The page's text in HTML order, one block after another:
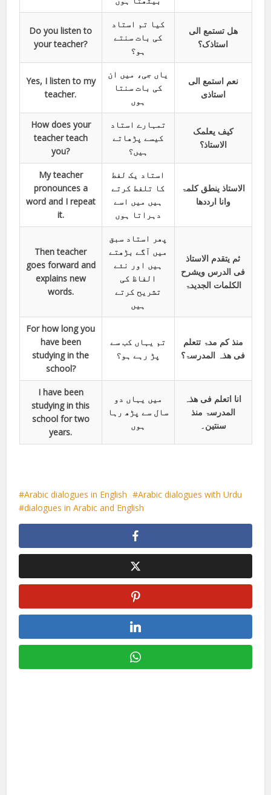
Do you listen to
your teacher?
کیا تم استاد
کی بات سنتے
ہو؟
ھل تستمع الی
استاذک؟
Yes, I listen to my
teacher.
یاں جی، میں ان
کی بات سنتا
ہوں
نعم استمع الی
استاذی
How does your
teacher teach
you?
تمہارے استاد
کیسے پڑھاتے
ہیں؟
کیف یعلمک
الاستاذ؟
My teacher
pronounces a
word and I repeat
it.
استاد یک لفط
کا تلفط کرتے
ہیں میں اسے
دہراتا ہوں
الاستاذ ینطق کلمۃ
وانا ارددھا
Then teacher
goes forward and
explains new
words.
پھر استاد سبق
میں آگے بڑھتے
ہیں اور نئے
الفاظ کی
تشریح کرتے
ہیں
ثم یتقدم الاستاذ
فی الدرس ویشرح
الکلمات الجدیدۃ
For how long you
have been
studying in the
school?
تم یہاں کب سے
پڑ رہے ہو؟
منذ کم مدۃ تتعلم
فی ھذہ المدرسۃ؟
I have been
studying in this
school for two
years.
میں یہاں دو
سال سے پڑھ رہا
ہوں
انا اتعلم فی ھذہ
المدرسۃ منذ
سنتین۔
Arabic dialogues in English
Arabic dialogues with Urdu
dialogues in Arabic and English